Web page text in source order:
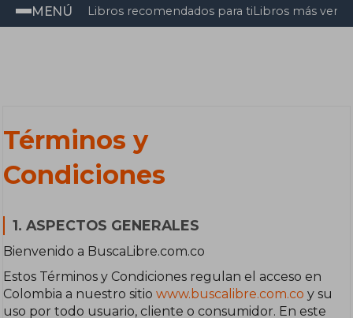
MENÚ Libros recomendados para tiLibros más
Términos y
Condiciones
1. ASPECTOS GENERALES
Bienvenido a BuscaLibre.com.co
Estos Términos y Condiciones regulan el acceso en
Colombia a nuestro sitiowww.buscalibre.com.co y su
uso por todo usuario, cliente o consumidor. En este